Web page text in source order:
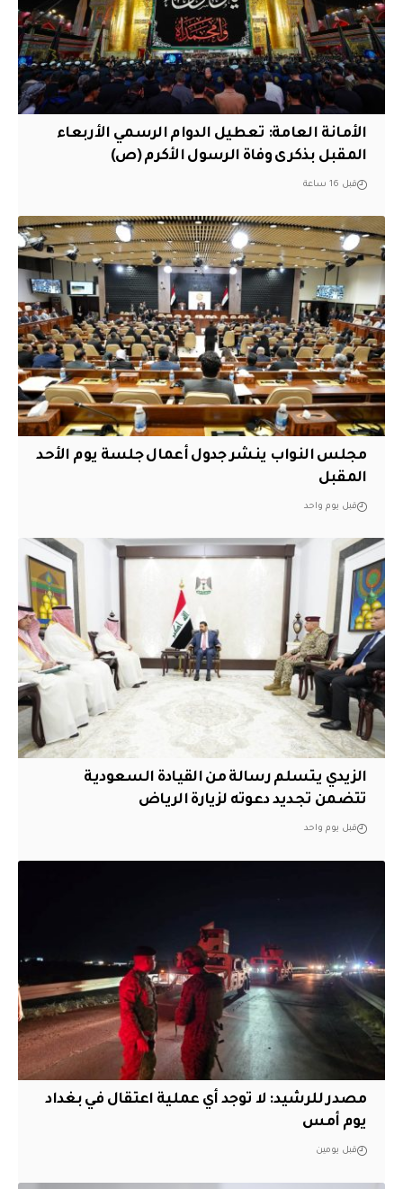
الأمانة العامة: تعطيل الدوام الرسمي الأربعاء
المقبل بذكرى وفاة الرسول الأكرم (ص)
قبل 16 ساعة
مجلس النواب ينشر جدول أعمال جلسة يوم الأحد
المقبل
قبل يوم واحد
الزيدي يتسلم رسالة من القيادة السعودية
تتضمن تجديد دعوته لزيارة الرياض
قبل يوم واحد
مصدر للرشيد: لا توجد أي عملية اعتقال في بغداد
يوم أمس
قبل يومين